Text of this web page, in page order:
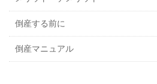
倒産する前に
倒産マニュアル